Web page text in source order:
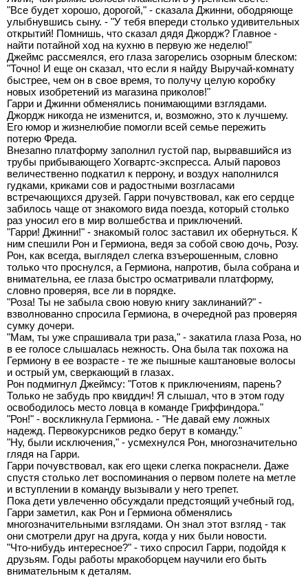
"Все будет хорошо, дорогой," - сказала Джинни, ободряюще
улыбнувшись сыну. - "У тебя впереди столько удивительных
открытий! Помнишь, что сказал дядя Джордж? Главное -
найти потайной ход на кухню в первую же неделю!"
Джеймс рассмеялся, его глаза загорелись озорным блеском:
"Точно! И еще он сказал, что если я найду Выручай-комнату
быстрее, чем он в свое время, то получу целую коробку
новых изобретений из магазина приколов!"
Гарри и Джинни обменялись понимающими взглядами.
Джордж никогда не изменится, и, возможно, это к лучшему.
Его юмор и жизнелюбие помогли всей семье пережить
потерю Фреда.
Внезапно платформу заполнил густой пар, вырвавшийся из
трубы прибывающего Хогвартс-экспресса. Алый паровоз
величественно подкатил к перрону, и воздух наполнился
гудками, криками сов и радостными возгласами
встречающихся друзей. Гарри почувствовал, как его сердце
забилось чаще от знакомого вида поезда, который столько
раз уносил его в мир волшебства и приключений.
"Гарри! Джинни!" - знакомый голос заставил их обернуться. К
ним спешили Рон и Гермиона, ведя за собой свою дочь, Розу.
Рон, как всегда, выглядел слегка взъерошенным, словно
только что проснулся, а Гермиона, напротив, была собрана и
внимательна, ее глаза быстро осматривали платформу,
словно проверяя, все ли в порядке.
"Роза! Ты не забыла свою новую книгу заклинаний?" -
взволнованно спросила Гермиона, в очередной раз проверяя
сумку дочери.
"Мам, ты уже спрашивала три раза," - закатила глаза Роза, но
в ее голосе слышалась нежность. Она была так похожа на
Гермиону в ее возрасте - те же пышные каштановые волосы
и острый ум, сверкающий в глазах.
Рон подмигнул Джеймсу: "Готов к приключениям, парень?
Только не забудь про квиддич! Я слышал, что в этом году
освободилось место ловца в команде Гриффиндора."
"Рон!" - воскликнула Гермиона. - "Не давай ему ложных
надежд. Первокурсников редко берут в команду."
"Ну, были исключения," - усмехнулся Рон, многозначительно
глядя на Гарри.
Гарри почувствовал, как его щеки слегка покраснели. Даже
спустя столько лет воспоминания о первом полете на метле
и вступлении в команду вызывали у него трепет.
Пока дети увлеченно обсуждали предстоящий учебный год,
Гарри заметил, как Рон и Гермиона обменялись
многозначительными взглядами. Он знал этот взгляд - так
они смотрели друг на друга, когда у них были новости.
"Что-нибудь интересное?" - тихо спросил Гарри, подойдя к
друзьям. Годы работы мракоборцем научили его быть
внимательным к деталям.